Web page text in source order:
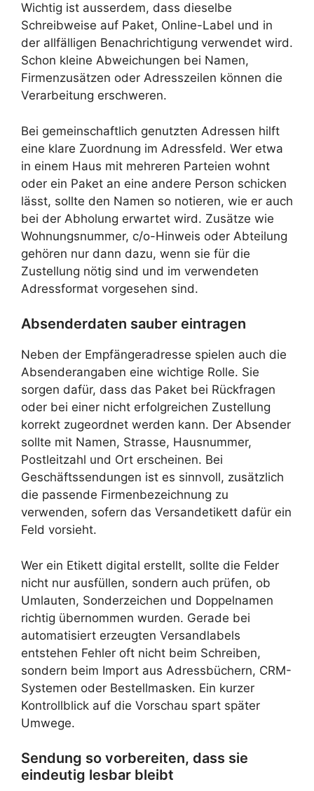
Wichtig ist ausserdem, dass dieselbe
Schreibweise auf Paket, Online-Label und in
der allfälligen Benachrichtigung verwendet wird.
Schon kleine Abweichungen bei Namen,
Firmenzusätzen oder Adresszeilen können die
Verarbeitung erschweren.
Bei gemeinschaftlich genutzten Adressen hilft
eine klare Zuordnung im Adressfeld. Wer etwa
in einem Haus mit mehreren Parteien wohnt
oder ein Paket an eine andere Person schicken
lässt, sollte den Namen so notieren, wie er auch
bei der Abholung erwartet wird. Zusätze wie
Wohnungsnummer, c/o-Hinweis oder Abteilung
gehören nur dann dazu, wenn sie für die
Zustellung nötig sind und im verwendeten
Adressformat vorgesehen sind.
Absenderdaten sauber eintragen
Neben der Empfängeradresse spielen auch die
Absenderangaben eine wichtige Rolle. Sie
sorgen dafür, dass das Paket bei Rückfragen
oder bei einer nicht erfolgreichen Zustellung
korrekt zugeordnet werden kann. Der Absender
sollte mit Namen, Strasse, Hausnummer,
Postleitzahl und Ort erscheinen. Bei
Geschäftssendungen ist es sinnvoll, zusätzlich
die passende Firmenbezeichnung zu
verwenden, sofern das Versandetikett dafür ein
Feld vorsieht.
Wer ein Etikett digital erstellt, sollte die Felder
nicht nur ausfüllen, sondern auch prüfen, ob
Umlauten, Sonderzeichen und Doppelnamen
richtig übernommen wurden. Gerade bei
automatisiert erzeugten Versandlabels
entstehen Fehler oft nicht beim Schreiben,
sondern beim Import aus Adressbüchern, CRM-
Systemen oder Bestellmasken. Ein kurzer
Kontrollblick auf die Vorschau spart später
Umwege.
Sendung so vorbereiten, dass sie
eindeutig lesbar bleibt